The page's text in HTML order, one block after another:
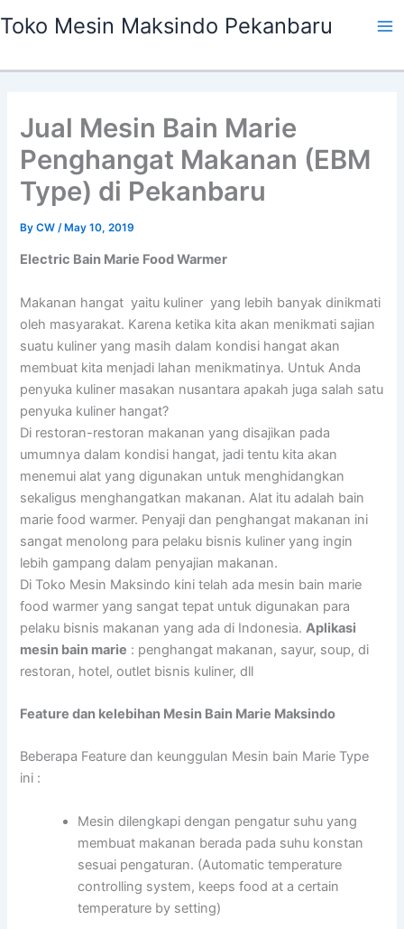
to
Toko Mesin Maksindo Pekanbaru
Jual Mesin Bain Marie
Penghangat Makanan (EBM
Type) di Pekanbaru
ByCW /May 10, 2019
Electric Bain Marie Food Warmer
Makanan hangat yaitu kuliner yang lebih banyak dinikmati
oleh masyarakat. Karena ketika kita akan menikmati sajian
suatu kuliner yang masih dalam kondisi hangat akan
membuat kita menjadi lahan menikmatinya. Untuk Anda
penyuka kuliner masakan nusantara apakah juga salah satu
penyuka kuliner hangat?
Di restoran-restoran makanan yang disajikan pada
umumnya dalam kondisi hangat, jadi tentu kita akan
menemui alat yang digunakan untuk menghidangkan
sekaligus menghangatkan makanan. Alat itu adalah bain
marie food warmer. Penyaji dan penghangat makanan ini
sangat menolong para pelaku bisnis kuliner yang ingin
lebih gampang dalam penyajian makanan.
Di Toko Mesin Maksindo kini telah ada mesin bain marie
food warmer yang sangat tepat untuk digunakan para
pelaku bisnis makanan yang ada di Indonesia.Aplikasi
mesin bain marie : penghangat makanan, sayur, soup, di
restoran, hotel, outlet bisnis kuliner, dll
Feature dan kelebihan Mesin Bain Marie Maksindo
Beberapa Feature dan keunggulan Mesin bain Marie Type
ini :
Mesin dilengkapi dengan pengatur suhu yang
membuat makanan berada pada suhu konstan
sesuai pengaturan. (Automatic temperature
controlling system, keeps food at a certain
temperature by setting)